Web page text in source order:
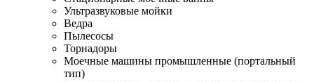
Ультразвуковые мойки
Ведра
Пылесосы
Торнадоры
Моечные машины промышленные (портальный
тип)